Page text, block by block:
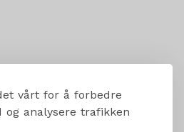
vårt for å forbedre
analysere trafikken